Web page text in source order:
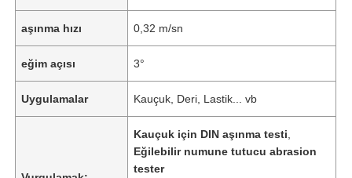
aşınma hızı 0,32 m/sn
eğim açısı 3°
Uygulamalar Kauçuk, Deri, Lastik... vb
Kauçuk için DIN aşınma testi
Eğilebilir numune tutucu abrasion
tester